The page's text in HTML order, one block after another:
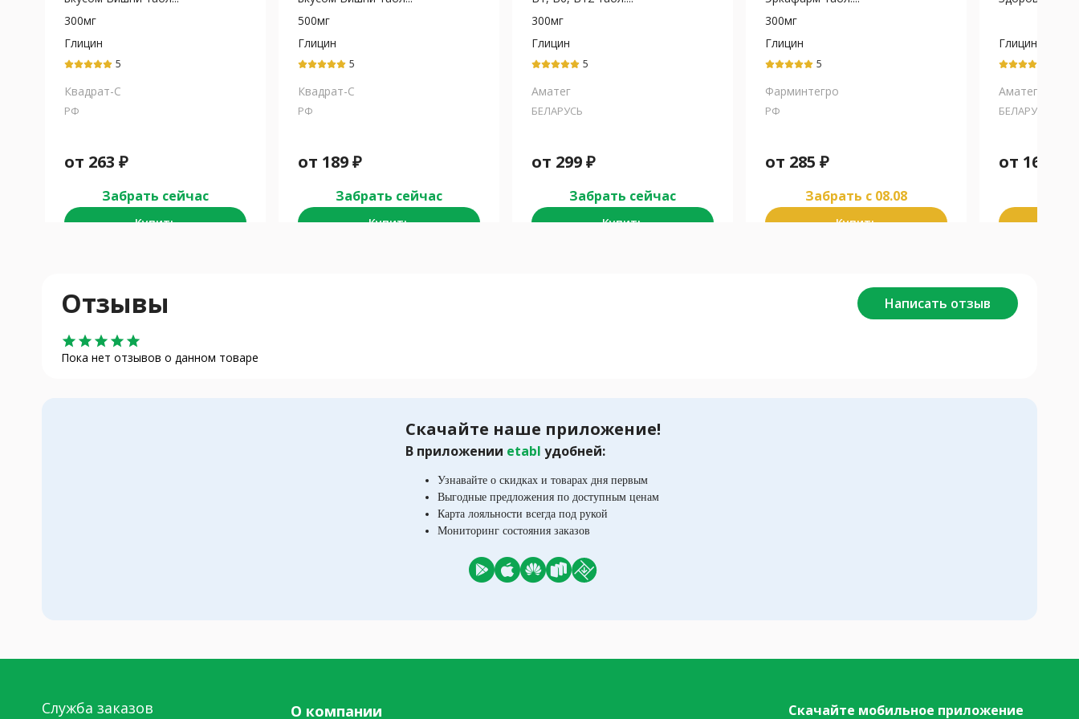
300мг
Глицин
5
Квадрат-С
РФ
от 263 ₽
Забрать сейчас
Купить
500мг
Глицин
5
Квадрат-С
РФ
от 189₽
Забрать сейчас
Купить
300мг
Глицин
5
Аматег
БЕЛАРУСЬ
от 299₽
Забрать сейчас
Купить
300мг
Глицин
5
Фарминтегро
РФ
от 285 ₽
Забрать c 08.08
Купить
Глицин
Аматег
БЕЛАРУСЬ
от 162
Отзывы Написать отзыв
star star star star star
Пока нет отзывов о данном товаре
Скачайте наше приложение!
В приложении etabl удобней:
Узнавайте о скидках и товарах дня первым
Выгодные предложения по доступным ценам
Карта лояльности всегда под рукой
Мониторинг состояния заказов
Служба заказов О компании Скачайте мобильное приложение